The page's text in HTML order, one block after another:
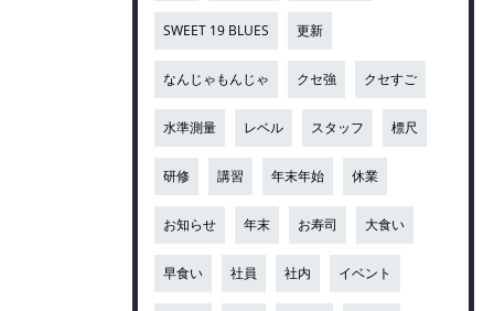
SWEET 19 BLUES 更新
なんじゃもんじゃ クセ強 クセすご
水準測量 レベル スタッフ 標尺
研修 講習 年末年始 休業
お知らせ 年末 お寿司 大食い
早食い 社員 社内 イベント